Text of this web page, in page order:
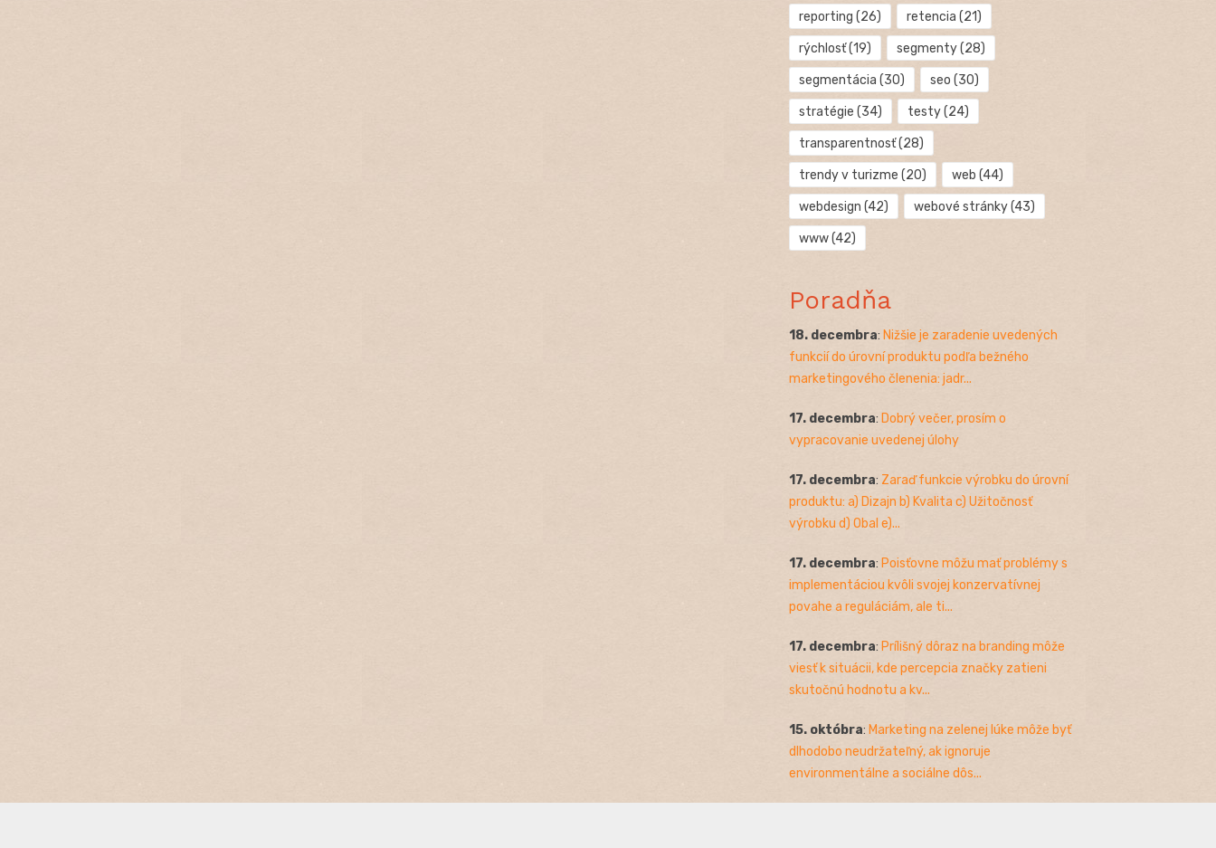
reporting (26) retencia (21)
rýchlosť(19) segmenty(28)
segmentácia (30) seo (30)
stratégie (34) testy(24)
transparentnosť(28)
trendy v turizme (20) web (44)
webdesign (42) webové stránky(43)
www(42)
Poradňa
18. decembra: Nižšie je zaradenie uvedených
funkcií do úrovní produktu podľa bežného
marketingového členenia: jadr...
17. decembra: Dobrý večer, prosím o
vypracovanie uvedenej úlohy
17. decembra: Zaraď funkcie výrobku do úrovní
produktu: a) Dizajn b) Kvalita c) Užitočnosť
výrobku d) Obal e)...
17. decembra: Poisťovne môžu mať problémy s
implementáciou kvôli svojej konzervatívnej
povahe a reguláciám, ale ti...
17. decembra: Prílišný dôraz na branding môže
viesť k situácii, kde percepcia značky zatieni
skutočnú hodnotu a kv...
15. októbra: Marketing na zelenej lúke môže byť
dlhodobo neudržateľný, ak ignoruje
environmentálne a sociálne dôs...